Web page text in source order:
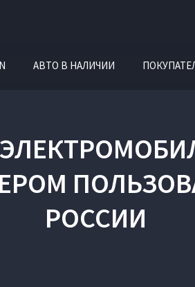
АВТО В НАЛИЧИИ
РОССИИ